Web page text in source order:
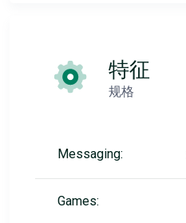
特征
规格
Messaging:
Games: